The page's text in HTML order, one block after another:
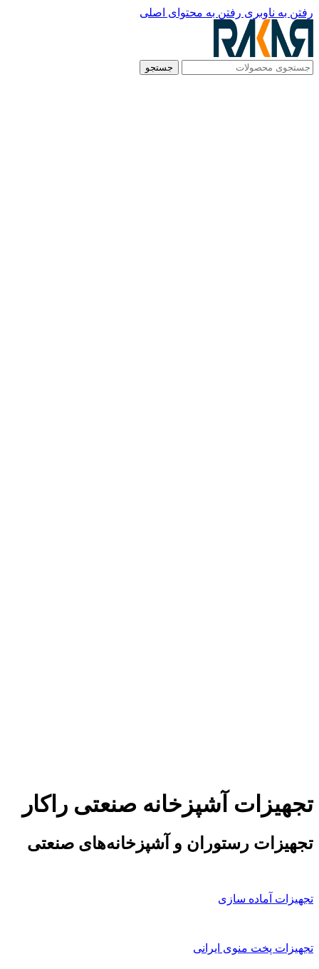
رفتن به ناوبری رفتن به محتوای اصلی
جستجو
تجهیزات آشپزخانه صنعتی راکار
تجهیزات رستوران و آشپزخانه‌های صنعتی
تجهیزات آماده سازی
تجهیزات پخت منوی ایرانی